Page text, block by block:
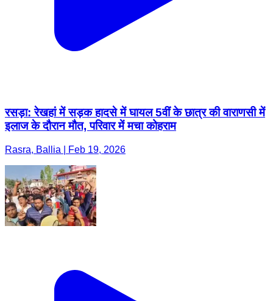
रसड़ा: रेखहां में सड़क हादसे में घायल 5वीं के छात्र की वाराणसी में
इलाज के दौरान मौत, परिवार में मचा कोहराम
Rasra, Ballia | Feb 19, 2026